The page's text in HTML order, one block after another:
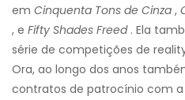
em Cinquenta Tons de Cinza ,
, e Fifty Shades Freed. Ela
série de competições de
Ora, ao longo dos anos
contratos de patrocínio com a